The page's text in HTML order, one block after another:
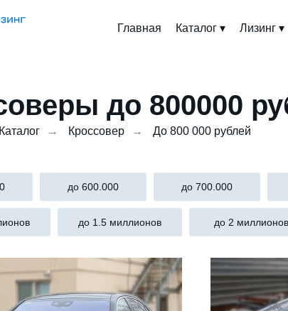
Главная Каталог ▾ Лизинг ▾
до 800000
Каталог → Кроссовер → До 800 000 рублей
до 600.000 до 700.000
до 1.5 миллионов до 2 миллионов